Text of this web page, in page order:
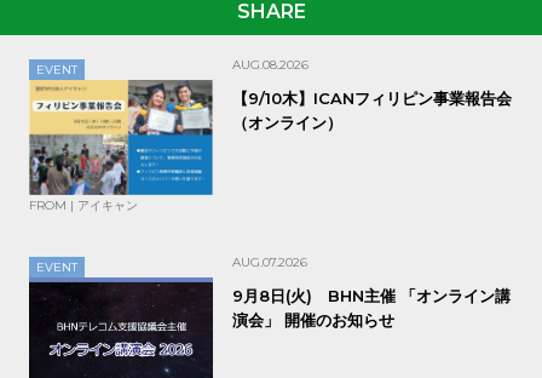
SHARE
EVENT AUG.08.2026
【9/10木】ICANフィリピン事業報告会
（オンライン）
FROM | アイキャン
EVENT AUG.07.2026
9月8日(火) BHN主催 「オンライン講
演会」 開催のお知らせ